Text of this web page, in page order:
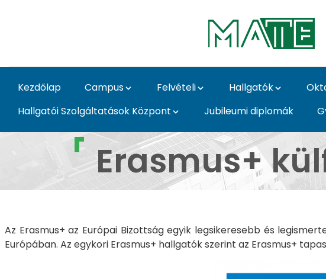
Kezdőlap Campus Felvételi Hallgatók
Hallgatói Szolgáltatások Központ
Jubileumi diplomák
Erasmus+ külföldi
Erasmus+
Az Erasmus+ az Európai Bizottság egyik legsikeresebb és
Európában. Az egykori Erasmus+ hallgatók szerint az Erasmus+